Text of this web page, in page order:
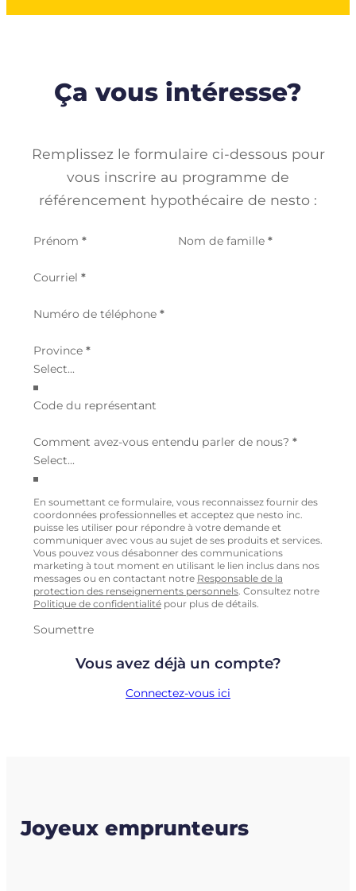
Ça vous intéresse?
Remplissez le formulaire ci-dessous pour
vous inscrire au programme de
référencement hypothécaire de nesto :
Section
Prénom * Nom de famille *
Courriel *
Numéro de téléphone *
Province *
Code du représentant
Comment avez-vous entendu parler de nous? *
En soumettant ce formulaire, vous reconnaissez fournir des
coordonnées professionnelles et acceptez que nesto inc.
puisse les utiliser pour répondre à votre demande et
communiquer avec vous au sujet de ses produits et services.
Vous pouvez vous désabonner des communications
marketing à tout moment en utilisant le lien inclus dans nos
messages ou en contactant notre Responsable de la
protection des renseignements personnels. Consultez notre
Politique de confidentialitépour plus de détails.
Soumettre
Vous avez déjà un compte?
Connectez-vous ici
Joyeux emprunteurs